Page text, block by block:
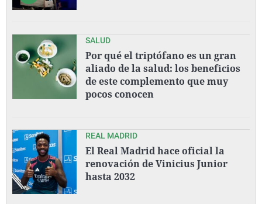
SALUD
Por qué el triptófano es un gran
aliado de la salud: los beneficios
de este complemento que muy
pocos conocen
REAL MADRID
El Real Madrid hace oficial la
renovación de Vinicius Junior
hasta 2032